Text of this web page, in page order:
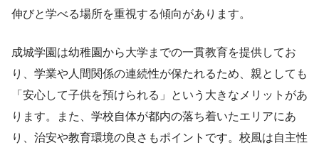
伸びと学べる場所を重視する傾向があります。
成城学園は幼稚園から大学までの一貫教育を提供してお
り、学業や人間関係の連続性が保たれるため、親としても
「安心して子供を預けられる」という大きなメリットがあ
ります。また、学校自体が都内の落ち着いたエリアにあ
り、治安や教育環境の良さもポイントです。校風は自主性